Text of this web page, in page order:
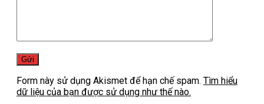
Form này sử dụng Akismet để hạn chế spam. Tìm hiểu
dữ liệu của bạn được sử dụng như thế nào.